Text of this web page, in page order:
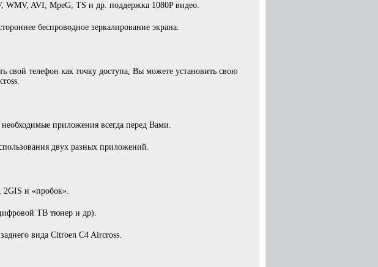
AVI, MpeG, TS и др. поддержка 1080P видео.
беспроводное зеркалирование экрана.
телефон как точку доступа, Вы можете установить свою
приложения всегда перед Вами.
двух разных приложений.
2GIS и «пробок».
ТВ тюнер и др).
вида Citroen C4 Aircross.